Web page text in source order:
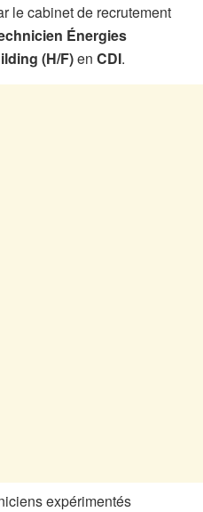
le cabinet de recrutement
Énergies
(H/F)en CDI.
expérimentés